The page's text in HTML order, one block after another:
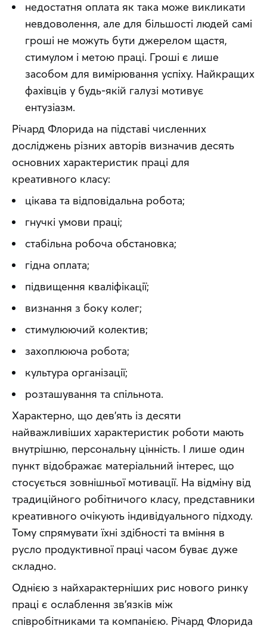
недостатня оплата як така може викликати
невдоволення, але для більшості людей самі
гроші не можуть бути джерелом щастя,
стимулом і метою праці. Гроші є лише
засобом для вимірювання успіху. Найкращих
фахівців у будь-якій галузі мотивує
ентузіазм.
Річард Флорида на підставі численних
досліджень різних авторів визначив десять
основних характеристик праці для
креативного класу:
цікава та відповідальна робота;
гнучкі умови праці;
стабільна робоча обстановка;
гідна оплата;
підвищення кваліфікації;
визнання з боку колег;
стимулюючий колектив;
захоплююча робота;
культура організації;
розташування та спільнота.
Характерно, що дев’ять із десяти
найважливіших характеристик роботи мають
внутрішню, персональну цінність. І лише один
пункт відображає матеріальний інтерес, що
стосується зовнішньої мотивації. На відміну від
традиційного робітничого класу, представники
креативного очікують індивідуального підходу.
Тому спрямувати їхні здібності та вміння в
русло продуктивної праці часом буває дуже
складно.
Однією з найхарактерніших рис нового ринку
праці є ослаблення зв’язків між
співробітниками та компанією. Річард Флорида